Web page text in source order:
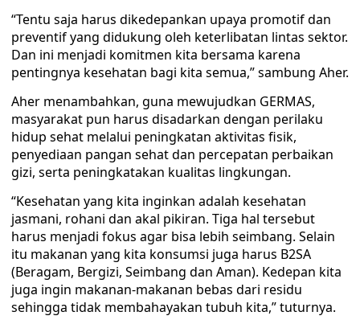
“Tentu saja harus dikedepankan upaya promotif dan
preventif yang didukung oleh keterlibatan lintas sektor.
Dan ini menjadi komitmen kita bersama karena
pentingnya kesehatan bagi kita semua,” sambung Aher.
Aher menambahkan, guna mewujudkan GERMAS,
masyarakat pun harus disadarkan dengan perilaku
hidup sehat melalui peningkatan aktivitas fisik,
penyediaan pangan sehat dan percepatan perbaikan
gizi, serta peningkatakan kualitas lingkungan.
“Kesehatan yang kita inginkan adalah kesehatan
jasmani, rohani dan akal pikiran. Tiga hal tersebut
harus menjadi fokus agar bisa lebih seimbang. Selain
itu makanan yang kita konsumsi juga harus B2SA
(Beragam, Bergizi, Seimbang dan Aman). Kedepan kita
juga ingin makanan-makanan bebas dari residu
sehingga tidak membahayakan tubuh kita,” tuturnya.